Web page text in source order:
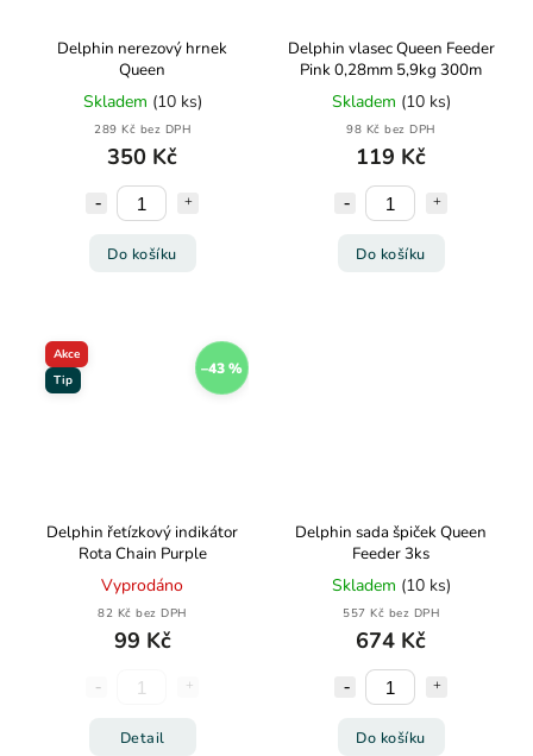
Delphin nerezový hrnek
Queen
Skladem (10 ks)
289 Kč bez DPH
350 Kč
Do košíku
Delphin vlasec Queen Feeder
Pink 0,28mm 5,9kg 300m
Skladem (10 ks)
98 Kč bez DPH
119 Kč
Do košíku
Akce
Tip
–43 %
Delphin řetízkový indikátor
Rota Chain Purple
Vyprodáno
82 Kč bez DPH
99 Kč
Detail
Delphin sada špiček Queen
Feeder 3ks
Skladem (10 ks)
557 Kč bez DPH
674 Kč
Do košíku